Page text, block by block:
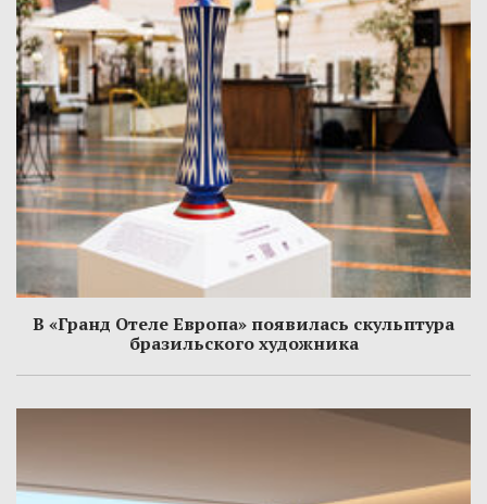
В «Гранд Отеле Европа» появилась скульптура
бразильского художника